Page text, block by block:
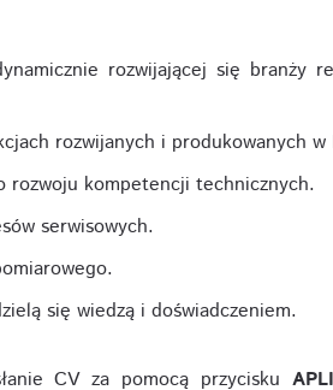
rozwijającej się branży
rozwijanych i produkowanych w
rozwoju kompetencji technicznych.
serwisowych.
się wiedzą i doświadczeniem.
CV za pomocą przycisku